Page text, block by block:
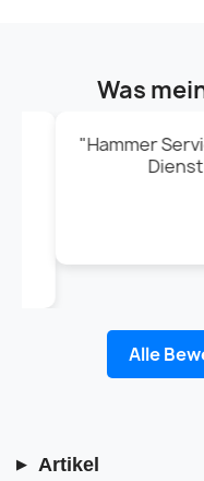
Was
"Hammer
Alle
Artikel